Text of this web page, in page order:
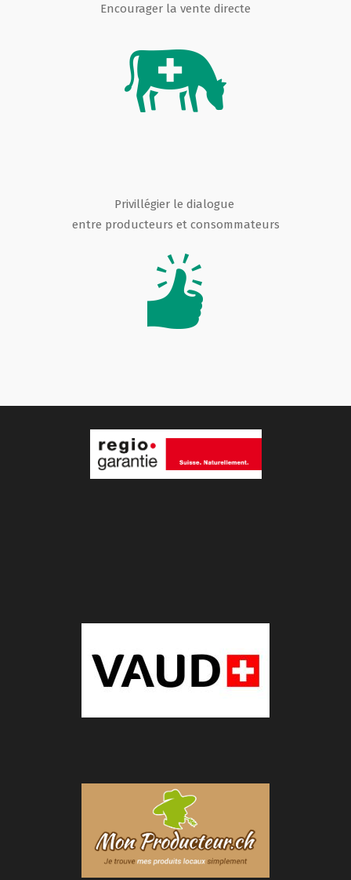
Encourager la vente directe
Privillégier le dialogue
entre producteurs et consommateurs